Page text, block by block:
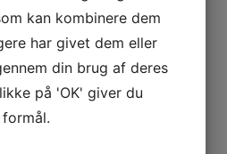
V-Plov til Timan 3330 og
3400
LÆS MERE
kan kombinere dem
har givet dem eller
din brug af deres
på 'OK' giver du